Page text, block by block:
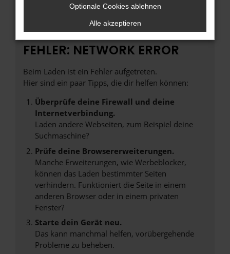
FEHLER: NETWORK ERROR
Beim Laden ist ein Fehler aufgetreten.
Hier sind ein paar Tipps, die dir helfen können:
Überprüfe deine Firewall und deine
Internetverbindung.
Laden andere Webseiten, zum Beispiel deine
Suchmaschine?
Prüfe deine Browsererweiterungen.
Manche Erweiterungen, wie Werbeblocker,
können das Laden bestimmter Seiten
verhindern. Funktioniert die Seite in einem
anderen Browser oder in einem privaten
Fenster?
Starte dein Gerät neu.
Das kann manchmal helfen, vorübergehende
Probleme zu beheben.
Optionale Cookies ablehnen
Alle akzeptieren